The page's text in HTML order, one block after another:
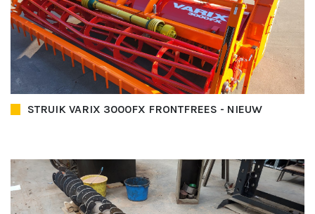
STRUIK VARIX 3000FX FRONTFREES - NIEUW